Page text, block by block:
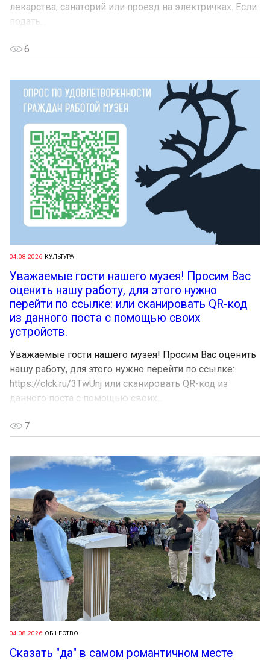
лекарства, санаторий или проезд на электричках. Если
подать...
6
04.08.2026 КУЛЬТУРА
Уважаемые гости нашего музея! Просим Вас
оценить нашу работу, для этого нужно
перейти по ссылке: или сканировать QR-код
из данного поста с помощью своих
устройств.
Уважаемые гости нашего музея! Просим Вас оценить
нашу работу, для этого нужно перейти по ссылке:
https://clck.ru/3TwUnj или сканировать QR-код из
данного поста с помощью своих...
7
04.08.2026 ОБЩЕСТВО
Сказать "да" в самом романтичном месте